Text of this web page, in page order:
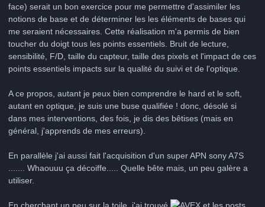
face) serait un bon exercice pour me permettre d'assimiler les
notions de base et de déterminer les les éléments de bases qui
me seraient nécessaires. Cette réalisation m'a permis de bien
toucher du doigt tous les points essentiels. Bruit de lecture,
sensibilité, F/D, taille du capteur, taille des pixels et l'impact de ces
points essentiels impacts sur la qualité du suivi et de l'optique.
A ce propos, autant je peux bien comprendre le hard et le soft,
autant en optique, je suis une buse qualifiée ! donc, désolé si
dans mes interventions, des fois, je dis des bêtises (mais en
général, j'apprends de mes erreurs).
En parallèle j'ai aussi fait l'acquisition d'un super APN sony A7S
....... Whaouuu ça décoiffe..... Quelle bête mais, un peu galère a
utiliser.
En cherchant un peu sur la toile, j'ai trouvé
et les posts